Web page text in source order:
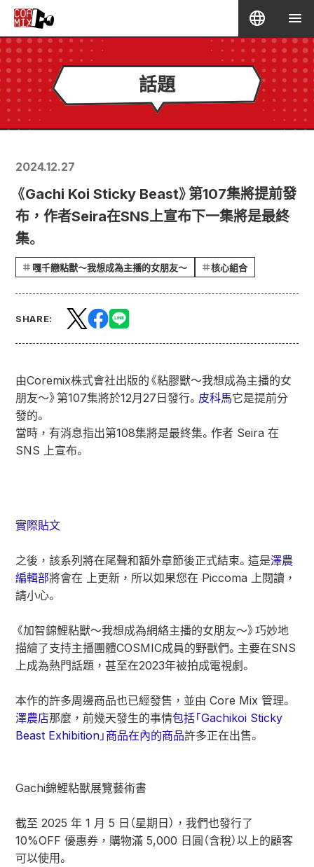
話題
2024.12.27
《Gachi Koi Sticky Beast》第107集將提前發
布，作者Seira在SNS上宣布下一集將是最終
集。
嘎千戀粘獸～我想成為主播的女朋友～ 核心組合
SHARE:
由Coremix株式會社出版的《粘膠獸～我想成為主播的女
朋友～》第107集將於12月27日發行。 皮科馬它是提前分
發的。
當時，有消息指出第108集將是最終集。作者 Seira 在
SNS 上宣布。
實際貼文
之後，該系列將在尾聲和額外章節後正式結束。這是澤農
編輯部將會在 上更新，所以如果您在 Piccoma 上閱讀，
請小心。
《加智錦鯉粘獸～我想成為網絡主播的女朋友～》巧妙地
描繪了支持主播團體COSMIC成員的野獸們。主要在SNS
上成為熱門話題，甚至在2023年被拍成電視劇。
本作的許多周邊商品也已經發售，並由 Core Mix 管理。
澤農店那麼，前幾天發生的事情包括「Gachikoi Sticky
Beast Exhibition」商品在內的商品許多正在出售。
Gachi錦鯉粘獸展覽藝術書
截至 2025 年 1 月 5 日（星期日），我們也發行了
10%OFF 優惠券，購物滿 5,000 日圓（含稅）以上的顧客
可以使用。